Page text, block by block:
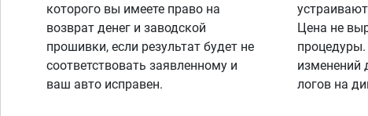
которого вы имеете право на
возврат денег и заводской
прошивки, если результат будет не
соответствовать заявленному и
ваш авто исправен.
Цена не
изменений
логов на